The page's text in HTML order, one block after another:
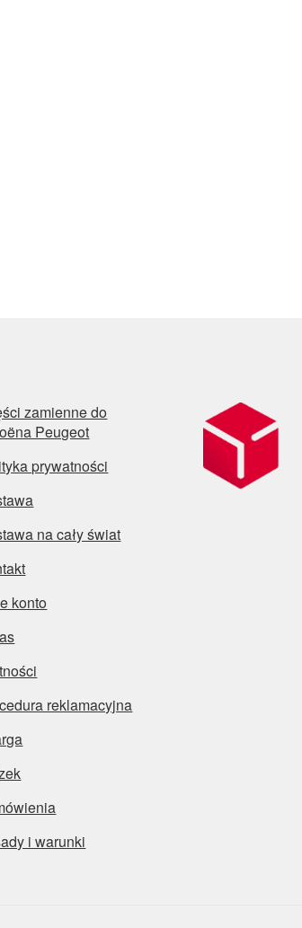
zamienne do
Peugeot
prywatności
na cały świat
konto
reklamacyjna
i warunki